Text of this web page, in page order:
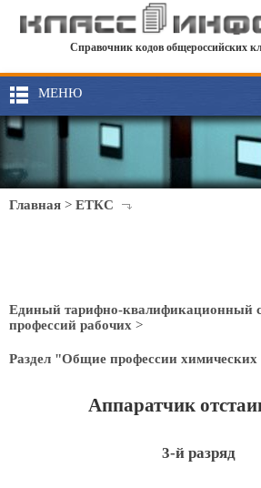
Справочник кодов общероссийских
МЕНЮ
Главная > ЕТКС
Единый тарифно-квалификационный
профессий рабочих >
Раздел "Общие профессии химических
Аппаратчик
3-й разряд